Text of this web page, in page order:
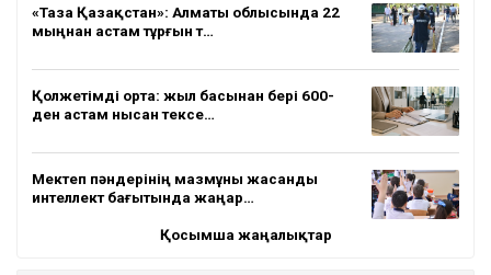
«Таза Қазақстан»: Алматы облысында 22
мыңнан астам тұрғын т…
Қолжетімді орта: жыл басынан бері 600-
ден астам нысан тексе…
Мектеп пәндерінің мазмұны жасанды
интеллект бағытында жаңар…
Қосымша жаңалықтар